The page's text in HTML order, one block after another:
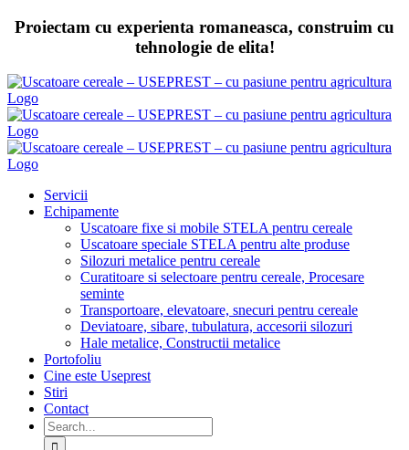
Skip
Proiectam cu experienta romaneasca, construim cu
tehnologie de elita!
Servicii
Echipamente
Uscatoare fixe si mobile STELA pentru cereale
Uscatoare speciale STELA pentru alte produse
Silozuri metalice pentru cereale
Curatitoare si selectoare pentru cereale, Procesare
seminte
Transportoare, elevatoare, snecuri pentru cereale
Deviatoare, sibare, tubulatura, accesorii silozuri
Hale metalice, Constructii metalice
Portofoliu
Cine este Useprest
Stiri
Contact
Search
for: